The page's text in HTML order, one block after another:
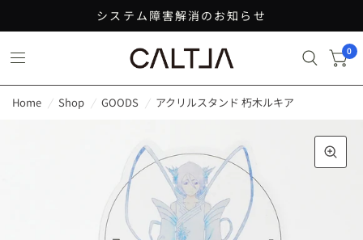
システム障害解消のお知らせ
0
Home / Shop / GOODS / アクリルスタンド 朽木ルキア